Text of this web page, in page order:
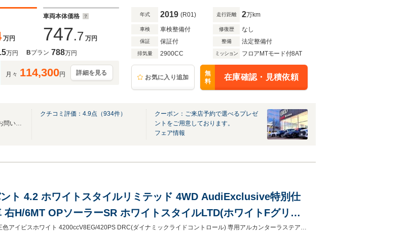
カメラ 認中
万円
車両本体価格
747.7 万円
万円 Bプラン 788万円
月々 114,300円 詳細を見る
年式 2019 (R01) 走行距離 2万km
車検 車検整備付 修復歴 なし
保証 保証付 整備 法定整備付
排気量 2900CC ミッション フロアMTモード付8AT
お気に入り追加
無
料
在庫確認・見積依頼
Audi認定中古車全国最大級展示！ぜひご来場、お問い合わせ下さい。
クチコミ評価： 4.9点（934件）
クーポン：ご来店予約で選べるプレゼ
ントをご用意しております。
フェア情報
ト 4.2 ホワイトスタイルリミテッド 4WD AudiExclusive特別仕
右H/6MT OPソーラーSR ホワイトスタイルLTD(ホワイトFグリル&
ル/チタンルックドアミラー&マフラー/マットグレー19AW/スポ 2オーナー 純正色アイビスホワイト 4200ccV8EG/420PS DRC(ダイナミックライドコントロール) 専用アルカンターラステアリング/シフトノブ/ハンドブレーキ 取説保 全アウディ正規D記録簿